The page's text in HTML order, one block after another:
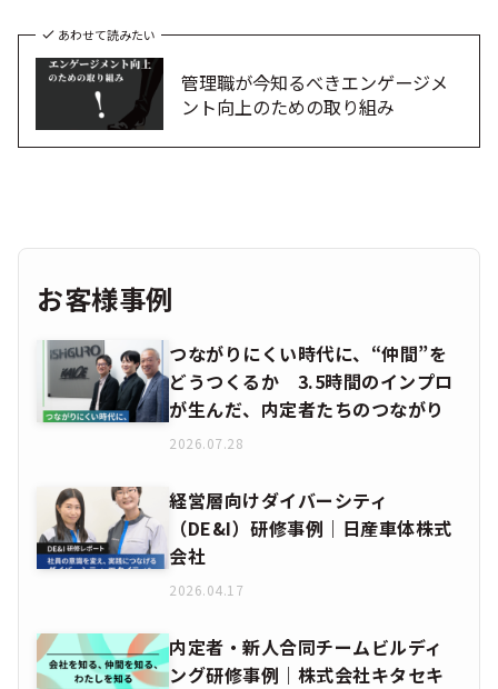
あわせて読みたい
管理職が今知るべきエンゲージメ
ント向上のための取り組み
お客様事例
つながりにくい時代に、“仲間”を
どうつくるか 3.5時間のインプロ
が生んだ、内定者たちのつながり
2026.07.28
経営層向けダイバーシティ
（DE&I）研修事例｜日産車体株式
会社
2026.04.17
内定者・新人合同チームビルディ
ング研修事例｜株式会社キタセキ